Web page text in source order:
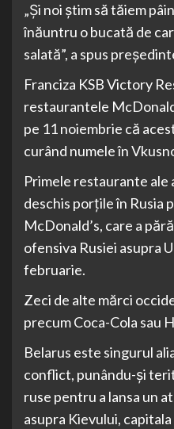
„Şi noi ştim să tăiem
înăuntru o bucată de
salată”, a spus
Franciza KSB Victory
restaurantele
pe 11 noiembrie că
curând numele în
Primele restaurante ale
deschis porţile în Rusia
McDonald’s, care a
ofensiva Rusiei asupra
februarie.
Zeci de alte mărci
precum Coca-Cola sau
Belarus este singurul
conflict, punându-şi
ruse pentru a lansa un
asupra Kievului,